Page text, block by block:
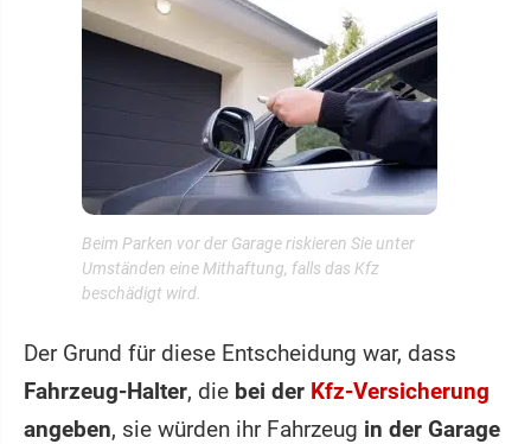
Beim Parken vor der Garage riskieren Sie unter
Umständen eine Mithaftung, falls das Kfz
beschädigt wird.
Der Grund für diese Entscheidung war, dass
Fahrzeug-Halter, die bei der Kfz-Versicherung
angeben, sie würden ihr Fahrzeug in der Garage